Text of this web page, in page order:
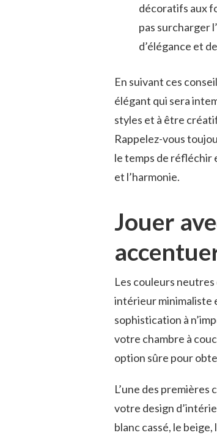
décoratifs aux
pas surcharger
d’élégance et​
En suivant‍ ces
élégant‌ qui sera
styles et à être
Rappelez-vous⁤
le temps de réfléchir
et l’harmonie.
Jouer
Les couleurs
​intérieur minimaliste
sophistication à
votre chambre à
option sûre⁣ pour
L’une des
votre design
blanc cassé, le